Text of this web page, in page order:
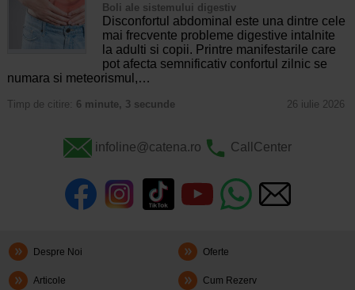
Boli ale sistemului digestiv
Disconfortul abdominal este una dintre cele
mai frecvente probleme digestive intalnite
la adulti si copii. Printre manifestarile care
pot afecta semnificativ confortul zilnic se
numara si meteorismul,…
Timp de citire: 6 minute, 3 secunde 26 iulie 2026
infoline@catena.ro CallCenter
Despre Noi Oferte
Articole Cum Rezerv